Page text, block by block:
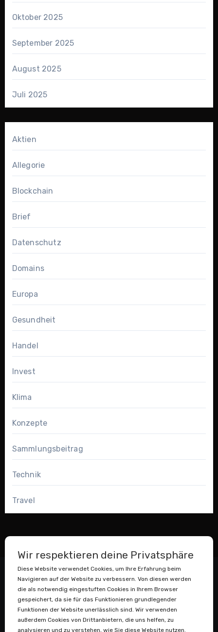
Oktober 2025
September 2025
August 2025
Juli 2025
Aktien
Allegorie
Blockchain
Brief
Datenschutz
Domains
Europa
Gesundheit
Handel
Invest
Klima
Konzepte
Sammlungsbeitrag
Technik
Travel
Wir respektieren deine Privatsphäre
Diese Website verwendet Cookies, um Ihre Erfahrung beim
Navigieren auf der Website zu verbessern. Von diesen werden
die als notwendig eingestuften Cookies in Ihrem Browser
gespeichert, da sie für das Funktionieren grundlegender
Funktionen der Website unerlässlich sind. Wir verwenden
außerdem Cookies von Drittanbietern, die uns helfen, zu
analysieren und zu verstehen, wie Sie diese Website nutzen.